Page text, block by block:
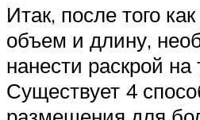
Итак, после того
объем и длину,
нанести раскрой на
Существует 4